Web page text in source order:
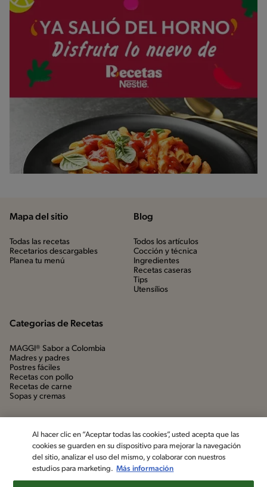
Mapa del sitio
Todas las recetas
Recetarios descargables
Planea tu menú
Blog
Todos los artículos
Cocción y técnica
Ingredientes
Recetas caseras
Tips
Utensílios
Categorias de Recetas
MAGGI® Sabor a Colombia
Madres y padres
Postres fáciles
Recetas con pollo
Recetas de carne
Sopas y cremas
Al hacer clic en “Aceptar todas las cookies”, usted acepta que las
cookies se guarden en su dispositivo para mejorar la navegación
del sitio, analizar el uso del mismo, y colaborar con nuestros
estudios para marketing. Más información